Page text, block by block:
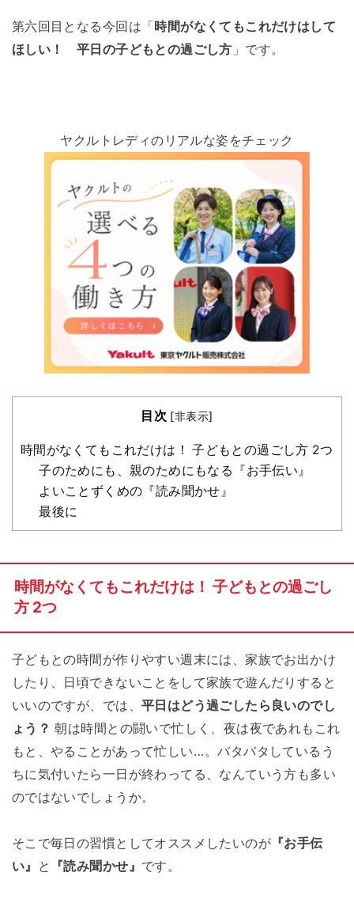
第六回目となる今回は「時間がなくてもこれだけはして
ほしい！ 平日の子どもとの過ごし方 」です。
ヤクルトレディのリアルな姿をチェック
目次 [非表示]
時間がなくてもこれだけは！ 子どもとの過ごし方 2つ
子のためにも、親のためにもなる『お手伝い』
よいことずくめの『読み聞かせ』
最後に
時間がなくてもこれだけは！ 子どもとの過ごし
方 2つ
子どもとの時間が作りやすい週末には、家族でお出かけ
したり、日頃できないことをして家族で遊んだりすると
いいのですが、では、 平日はどう過ごしたら良いのでし
ょう？ 朝は時間との闘いで忙しく、夜は夜であれもこれ
もと、やることがあって忙しい…。バタバタしているう
ちに気付いたら一日が終わってる、なんていう方も多い
のではないでしょうか。
そこで毎日の習慣としてオススメしたいのが 『お手伝
い』 と 『読み聞かせ』 です。